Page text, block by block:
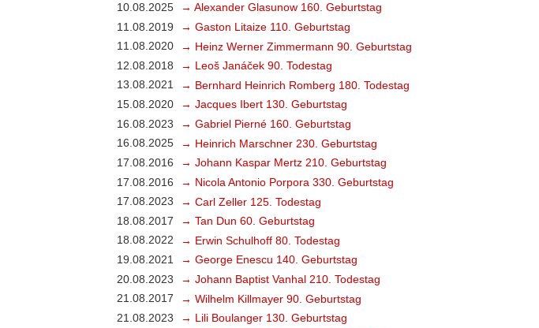
10.08.2025
→ Alexander Glasunow 160. Geburtstag
11.08.2019
→ Gaston Litaize 110. Geburtstag
11.08.2020
→ Heinz Werner Zimmermann 90. Geburtstag
12.08.2018
→ Leoš Janáček 90. Todestag
13.08.2021
→ Bernhard Heinrich Romberg 180. Todestag
15.08.2020
→ Jacques Ibert 130. Geburtstag
16.08.2023
→ Gabriel Pierné 160. Geburtstag
16.08.2025
→ Heinrich Marschner 230. Geburtstag
17.08.2016
→ Johann Kaspar Mertz 210. Geburtstag
17.08.2016
→ Nicola Antonio Porpora 330. Geburtstag
17.08.2023
→ Carl Zeller 125. Todestag
18.08.2017
→ Tan Dun 60. Geburtstag
18.08.2022
→ Erwin Schulhoff 80. Todestag
19.08.2021
→ George Enescu 140. Geburtstag
20.08.2023
→ Johann Baptist Vanhal 210. Todestag
21.08.2017
→ Wilhelm Killmayer 90. Geburtstag
21.08.2023
→ Lili Boulanger 130. Geburtstag